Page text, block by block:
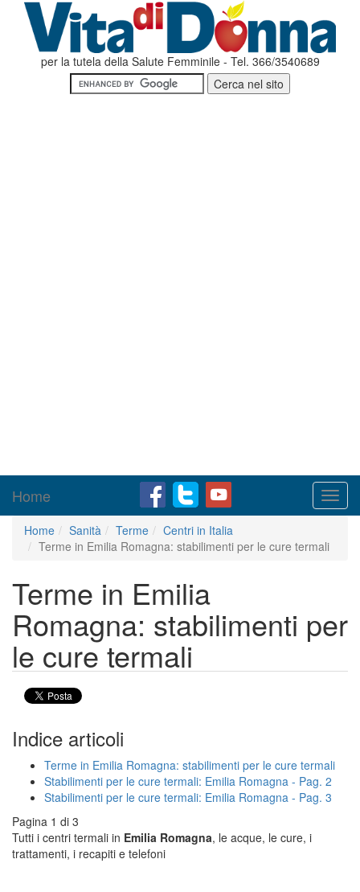
per la tutela della Salute Femminile - Tel. 366/3540689
Home
Home Sanità Terme
Centri in Italia
Terme in Emilia Romagna: stabilimenti per le cure termali
Terme in Emilia
Romagna: stabilimenti per
le cure termali
Indice articoli
Terme in Emilia Romagna: stabilimenti per le cure termali
Stabilimenti per le cure termali: Emilia Romagna - Pag. 2
Stabilimenti per le cure termali: Emilia Romagna - Pag. 3
Pagina 1 di 3
Tutti i centri termali in Emilia Romagna, le acque, le cure, i
trattamenti, i recapiti e telefoni